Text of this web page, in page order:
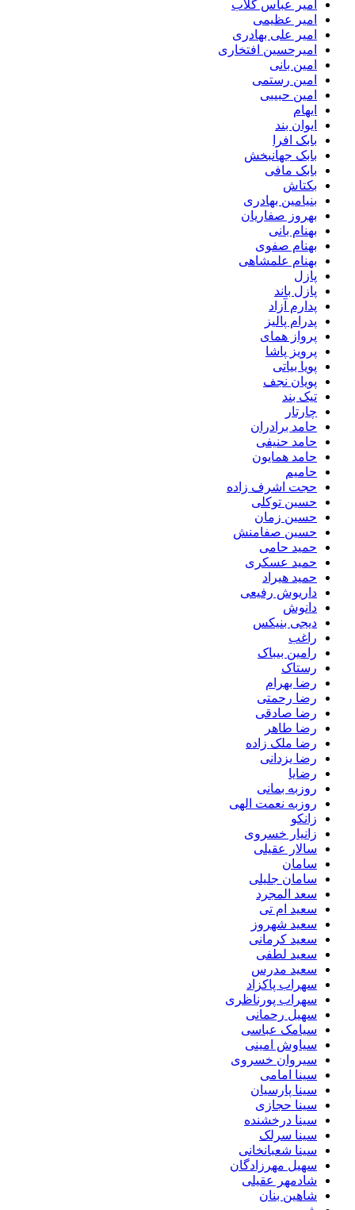
امیر عباس گلاب
امیر عظیمی
امیر علی بهادری
امیرحسین افتخاری
امین بانی
امین رستمی
امین حبیبی
ایهام
ایوان بند
بابک افرا
بابک جهانبخش
بابک مافی
بکتاش
بنیامین بهادری
بهروز صفاریان
بهنام بانی
بهنام صفوی
بهنام علمشاهی
پازل
پازل باند
پدارم آزاد
پدرام پالیز
پرواز همای
پرویز پاشا
پویا بیاتی
پویان نجف
تیک بند
چارتار
حامد برادران
حامد حنیفی
حامد همایون
حامیم
حجت اشرف زاده
حسین توکلی
حسین زمان
حسین صفامنش
حمید حامی
حمید عسکری
حمید هیراد
داریوش رفیعی
دانوش
دیجی بنیکس
راغب
رامین بیباک
رستاک
رضا بهرام
رضا رحمتی
رضا صادقی
رضا طاهر
رضا ملک زاده
رضا یزدانی
رضایا
روزبه بمانى
روزبه نعمت الهی
زانکو
زانیار خسروی
سالار عقیلی
سامان
سامان جلیلی
سعد المجرد
سعید ام تی
سعید شهروز
سعید کرمانی
سعید لطفی
سعید مدرس
سهراب پاکزاد
سهراب پورناظری
سهیل رحمانی
سیامک عباسی
سیاوش امینی
سیروان خسروی
سینا امامی
سینا پارسیان
سینا حجازی
سینا درخشنده
سینا سرلک
سینا شعبانخانی
سهیل مهرزادگان
شادمهر عقیلی
شاهین بنان